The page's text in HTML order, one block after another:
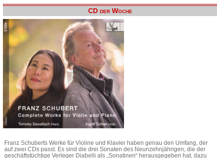
CD der Woche
Franz Schuberts Werke für Violine und Klavier haben genau den Umfang, der
auf zwei CDs passt. Es sind die drei Sonaten des Neunzehnjährigen, die der
geschäftstüchtige Verleger Diabelli als „Sonatinen“ herausgegeben hat, dazu